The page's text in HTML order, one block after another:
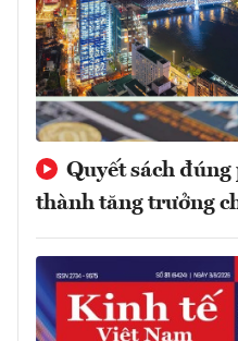
Quyết sách
thành tăng trưởng